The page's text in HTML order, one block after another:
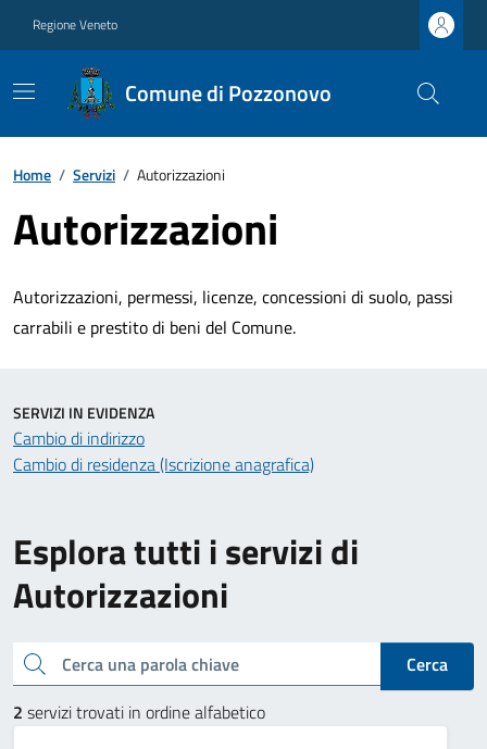
Regione Veneto
Comune di Pozzonovo
Home / Servizi / Autorizzazioni
Autorizzazioni
Autorizzazioni, permessi, licenze, concessioni di suolo, passi
carrabili e prestito di beni del Comune.
Esplora tutti i servizi di
Autorizzazioni
Cerca una parola chiave
Cerca
2 servizi trovati in ordine alfabetico
SERVIZI IN EVIDENZA
Cambio di indirizzo
Cambio di residenza (Iscrizione anagrafica)